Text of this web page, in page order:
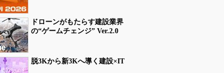
ドローンがもたらす建設業界
の“ゲームチェンジ” Ver.2.0
脱3Kから新3Kへ導く建設×IT